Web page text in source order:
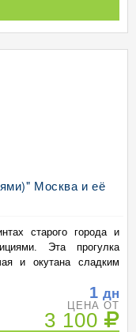
Москва и её
старого города и
Эта прогулка
и окутана сладким
1 дн
ЦЕНА ОТ
3 100